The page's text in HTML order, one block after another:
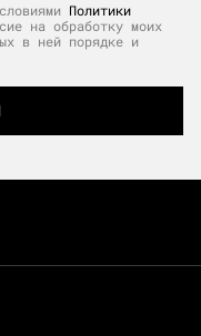
Политики
на обработку моих
в ней порядке и